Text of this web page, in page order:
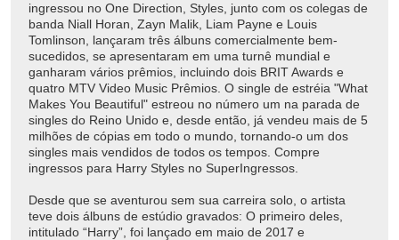
ingressou no One Direction, Styles, junto com os colegas de
banda Niall Horan, Zayn Malik, Liam Payne e Louis
Tomlinson, lançaram três álbuns comercialmente bem-
sucedidos, se apresentaram em uma turnê mundial e
ganharam vários prêmios, incluindo dois BRIT Awards e
quatro MTV Video Music Prêmios. O single de estréia "What
Makes You Beautiful" estreou no número um na parada de
singles do Reino Unido e, desde então, já vendeu mais de 5
milhões de cópias em todo o mundo, tornando-o um dos
singles mais vendidos de todos os tempos. Compre
ingressos para Harry Styles no SuperIngressos.
Desde que se aventurou sem sua carreira solo, o artista
teve dois álbuns de estúdio gravados: O primeiro deles,
intitulado “Harry”, foi lançado em maio de 2017 e